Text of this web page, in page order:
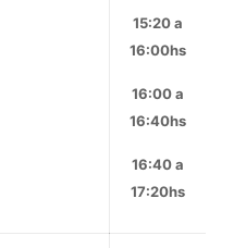
15:20 a
16:00hs
16:00 a
16:40hs
16:40 a
17:20hs